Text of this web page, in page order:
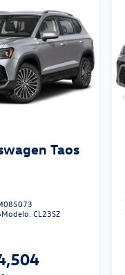
Taos
Modelo:CL23SZ